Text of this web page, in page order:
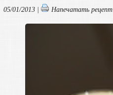
05/01/2013 | Напечатать рецепт